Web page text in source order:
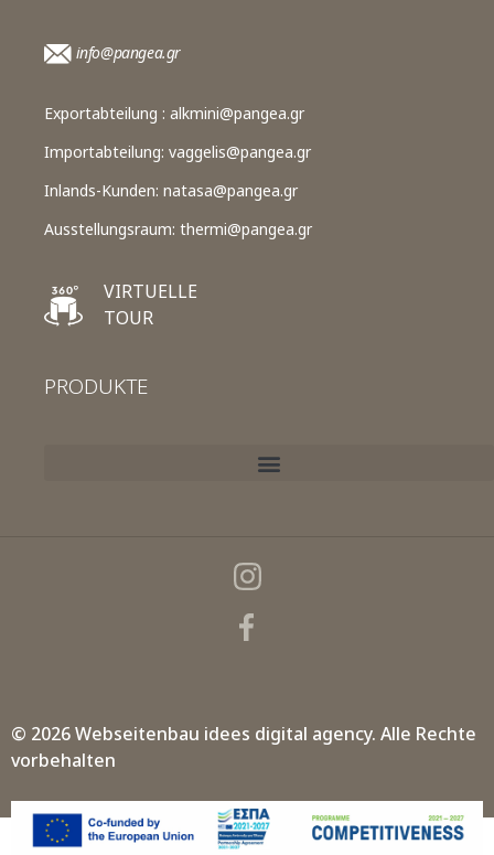
info@pangea.gr
Exportabteilung : alkmini@pangea.gr
Importabteilung: vaggelis@pangea.gr
Inlands-Kunden: natasa@pangea.gr
Ausstellungsraum: thermi@pangea.gr
VIRTUELLE
TOUR
PRODUKTE
© 2026 Webseitenbau idees digital agency. Alle Rechte
vorbehalten